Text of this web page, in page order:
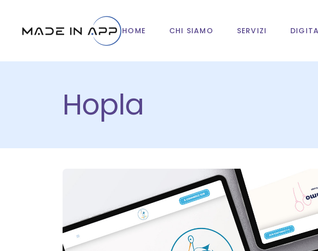
HOME CHI SIAMO SERVIZI
Hopla